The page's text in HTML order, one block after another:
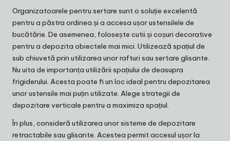
Organizatoarele pentru sertare sunt o soluție excelentă
pentru a păstra ordinea și a accesa ușor ustensilele de
bucătărie. De asemenea, folosește cutii și coșuri decorative
pentru a depozita obiectele mai mici. Utilizează spațiul de
sub chiuvetă prin utilizarea unor rafturi sau sertare glisante.
Nu uita de importanța utilizării spațiului de deasupra
frigiderului. Acesta poate fi un loc ideal pentru depozitarea
unor ustensile mai puțin utilizate. Alege strategii de
depozitare verticale pentru a maximiza spațiul.
În plus, consideră utilizarea unor sisteme de depozitare
retractabile sau glisante. Acestea permit accesul ușor la